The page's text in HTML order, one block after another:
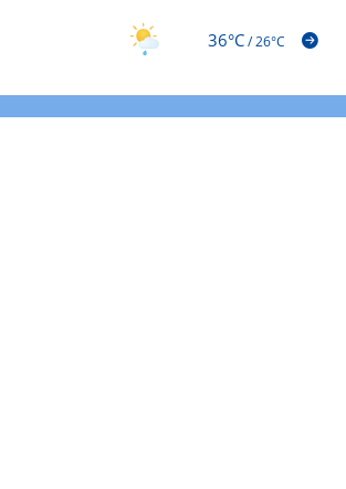
36°C/26°C